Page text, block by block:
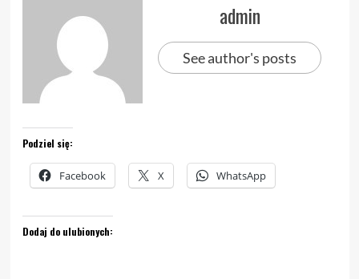
admin
See author's posts
Podziel się:
Facebook X WhatsApp
Dodaj do ulubionych: